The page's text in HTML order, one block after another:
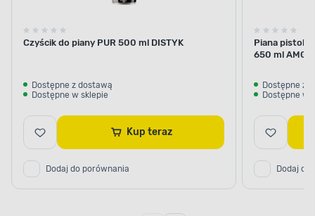
Czyścik do piany PUR 500 ml DISTYK
Dostępne z dostawą
Dostępne w sklepie
Kup teraz
Dodaj do porównania
Piana
650 ml AMG
Dostępne z
Dostępne w
Dodaj do